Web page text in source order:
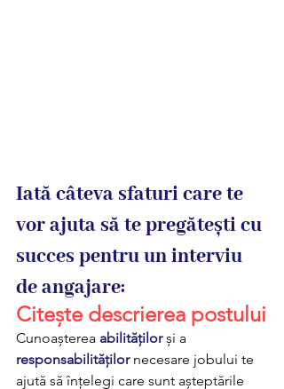
Iată câteva sfaturi care te
vor ajuta să te pregătești cu
succes pentru un interviu
de angajare:
Citește descrierea postului
Cunoașterea abilităților și a
responsabilităților necesare jobului te
ajută să înțelegi care sunt așteptările